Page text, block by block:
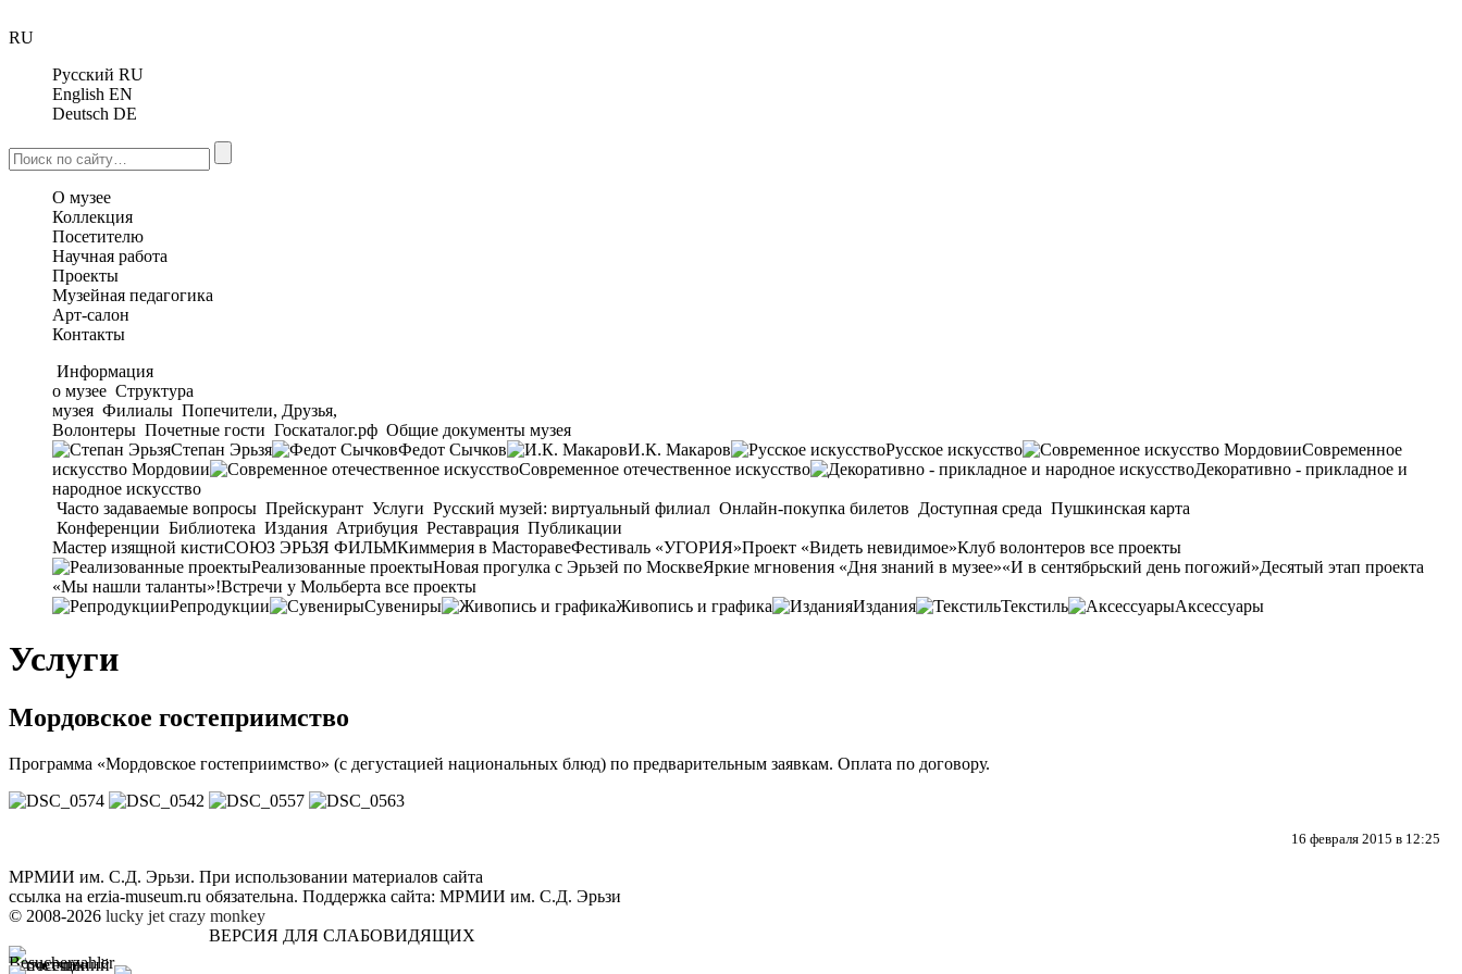
RU
Русский RU
English EN
Deutsch DE
О музее
Коллекция
Посетителю
Научная работа
Проекты
Музейная педагогика
Арт-салон
Контакты
Информация
о музее Структура
музея Филиалы Попечители, Друзья,
Волонтеры Почетные гости Госкаталог.рф Общие документы музея
Степан Эрьзя
Федот Сычков И.К. Макаров Русское искусство
Современное
искусство Мордовии
Современное отечественное искусство
Декоративно - прикладное и
народное искусство
Часто задаваемые вопросы Прейскурант Услуги Русский музей: виртуальный филиал Онлайн-покупка билетов Доступная среда Пушкинская карта
Конференции Библиотека Издания Атрибуция Реставрация Публикации
Мастер изящной кистиСОЮЗ ЭРЬЗЯ ФИЛЬМКиммерия в МасторавеФестиваль «УГОРИЯ»Проект «Видеть невидимое»Клуб волонтеров все проекты
Реализованные проектыНовая прогулка с Эрьзей по МосквеЯркие мгновения «Дня знаний в музее»«И в сентябрьский день погожий»Десятый этап проекта
«Мы нашли таланты»!Встречи у Мольберта все проекты
Репродукции
Сувениры Живопись и графика Издания Текстиль Аксессуары
Услуги
Мордовское гостеприимство
Программа «Мордовское гостеприимство» (с дегустацией национальных блюд) по предварительным заявкам. Оплата по договору.
16 февраля 2015 в 12:25
МРМИИ им. С.Д. Эрьзи. При использовании материалов сайта
ссылка на erzia-museum.ru обязательна. Поддержка сайта: МРМИИ им. С.Д. Эрьзи
© 2008-2026 lucky jet crazy monkey
ВЕРСИЯ ДЛЯ СЛАБОВИДЯЩИХ